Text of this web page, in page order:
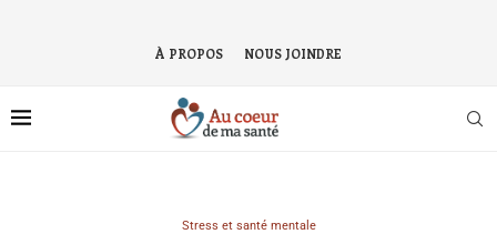
À PROPOS NOUS JOINDRE
Stress et santé mentale